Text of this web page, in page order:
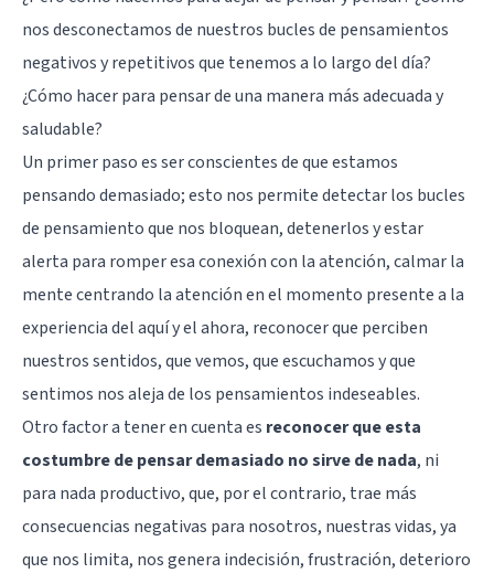
nos desconectamos de nuestros bucles de pensamientos
negativos y repetitivos que tenemos a lo largo del día?
¿Cómo hacer para pensar de una manera más adecuada y
saludable?
Un primer paso es ser conscientes de que estamos
pensando demasiado; esto nos permite detectar los bucles
de pensamiento que nos bloquean, detenerlos y estar
alerta para romper esa conexión con la atención, calmar la
mente centrando la atención en el momento presente a la
experiencia del aquí y el ahora, reconocer que perciben
nuestros sentidos, que vemos, que escuchamos y que
sentimos nos aleja de los pensamientos indeseables.
Otro factor a tener en cuenta es reconocer que esta
costumbre de pensar demasiado no sirve de nada, ni
para nada productivo, que, por el contrario, trae más
consecuencias negativas para nosotros, nuestras vidas, ya
que nos limita, nos genera indecisión, frustración, deterioro